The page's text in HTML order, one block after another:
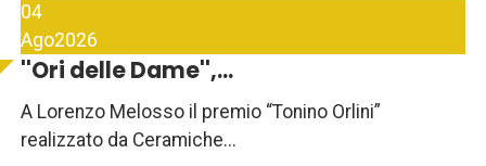
04
Ago2026
''Ori delle Dame'',...
A Lorenzo Melosso il premio “Tonino Orlini”
realizzato da Ceramiche...